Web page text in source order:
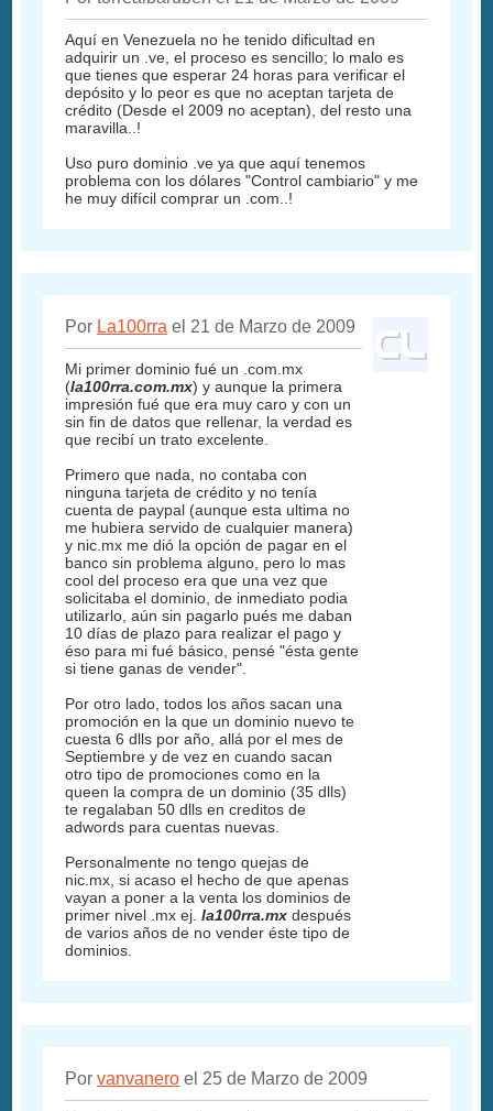
Aquí en Venezuela no he tenido dificultad en
adquirir un .ve, el proceso es sencillo; lo malo es
que tienes que esperar 24 horas para verificar el
depósito y lo peor es que no aceptan tarjeta de
crédito (Desde el 2009 no aceptan), del resto una
maravilla..!
Uso puro dominio .ve ya que aquí tenemos
problema con los dólares "Control cambiario" y me
he muy difícil comprar un .com..!
Por La100rra el 21 de Marzo de 2009
Mi primer dominio fué un .com.mx
(la100rra.com.mx) y aunque la primera
impresión fué que era muy caro y con un
sin fin de datos que rellenar, la verdad es
que recibí un trato excelente.
Primero que nada, no contaba con
ninguna tarjeta de crédito y no tenía
cuenta de paypal (aunque esta ultima no
me hubiera servido de cualquier manera)
y nic.mx me dió la opción de pagar en el
banco sin problema alguno, pero lo mas
cool del proceso era que una vez que
solicitaba el dominio, de inmediato podia
utilizarlo, aún sin pagarlo pués me daban
10 días de plazo para realizar el pago y
éso para mi fué básico, pensé "ésta gente
si tiene ganas de vender".
Por otro lado, todos los años sacan una
promoción en la que un dominio nuevo te
cuesta 6 dlls por año, allá por el mes de
Septiembre y de vez en cuando sacan
otro tipo de promociones como en la
queen la compra de un dominio (35 dlls)
te regalaban 50 dlls en creditos de
adwords para cuentas nuevas.
Personalmente no tengo quejas de
nic.mx, si acaso el hecho de que apenas
vayan a poner a la venta los dominios de
primer nivel .mx ej.la100rra.mx después
de varios años de no vender éste tipo de
dominios.
Porvanvanero el 25 de Marzo de 2009